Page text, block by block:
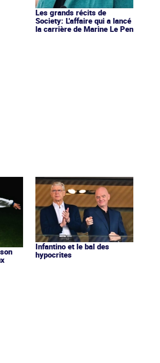
Les grands récits de
Society: L'affaire qui a lancé
la carrière de Marine Le Pen
Infantino et le bal des
hypocrites